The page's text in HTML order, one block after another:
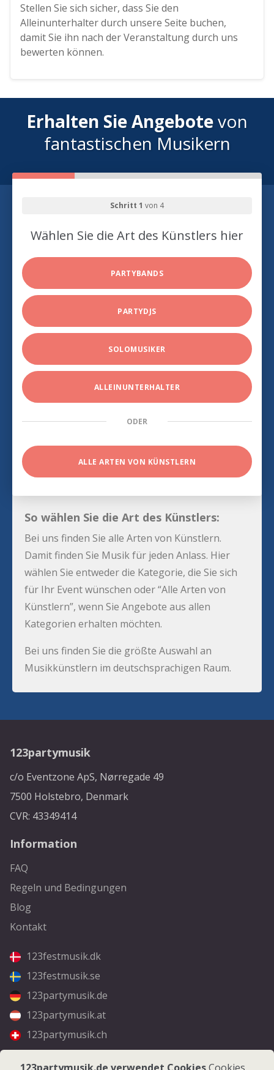
Stellen Sie sich sicher, dass Sie den
Alleinunterhalter durch unsere Seite buchen,
damit Sie ihn nach der Veranstaltung durch uns
bewerten können.
Erhalten Sie Angebotevon
fantastischen Musikern
Schritt 1 von 4
Wählen Sie die Art des Künstlers hier
PARTYBANDS
PARTYDJS
SOLOMUSIKER
ALLEINUNTERHALTER
ODER
ALLE ARTEN VON KÜNSTLERN
So wählen Sie die Art des Künstlers:
Bei uns finden Sie alle Arten von Künstlern.
Damit finden Sie Musik für jeden Anlass. Hier
wählen Sie entweder die Kategorie, die Sie sich
für Ihr Event wünschen oder “Alle Arten von
Künstlern”, wenn Sie Angebote aus allen
Kategorien erhalten möchten.
Bei uns finden Sie die größte Auswahl an
Musikkünstlern im deutschsprachigen Raum.
123partymusik
c/o Eventzone ApS, Nørregade 49
7500 Holstebro, Denmark
CVR: 43349414
Information
FAQ
Regeln und Bedingungen
Blog
Kontakt
123festmusik.dk
123festmusik.se
123partymusik.de
123partymusik.at
123partymusik.ch
Folgen Sie uns